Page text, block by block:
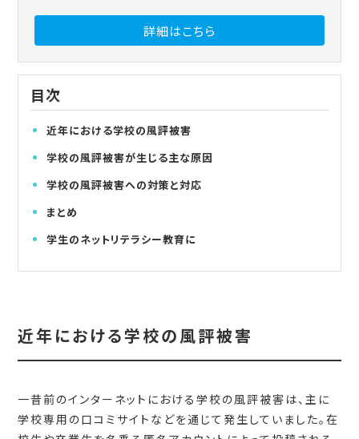
詳細はこちら
目次
近年における学校の風評被害
学校の風評被害が生じる主な原因
学校の風評被害への対策と対応
まとめ
学生のネットリテラシー教育に
近年における学校の風評被害
一昔前のインターネットにおける学校の風評被害は、主に
学校専用の口コミサイトなどを通じて発生していました。在